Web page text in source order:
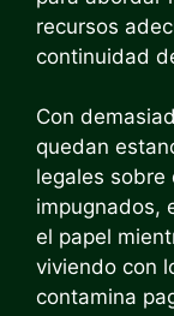
recursos
continuidad
Con
quedan
legales sobre
impugnados,
el papel
viviendo con
contamina